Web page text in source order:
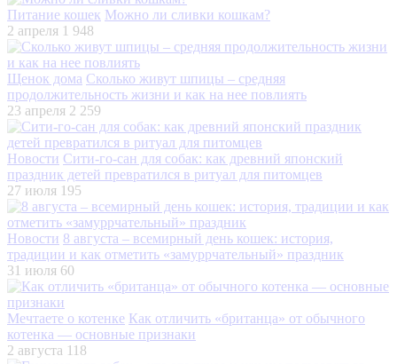
Питание кошек Можно ли сливки кошкам?
2 апреля 1 948
Щенок дома Сколько живут шпицы – средняя
продолжительность жизни и как на нее повлиять
23 апреля 2 259
Новости Сити-го-сан для собак: как древний японский
праздник детей превратился в ритуал для питомцев
27 июля 195
Новости 8 августа – всемирный день кошек: история,
традиции и как отметить «замуррчательный» праздник
31 июля 60
Мечтаете о котенке Как отличить «британца» от обычного
котенка — основные признаки
2 августа 118